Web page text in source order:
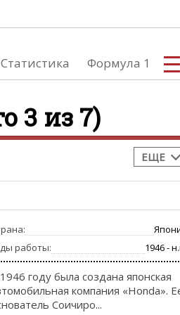
Статистика Формула 1
3 из 7)
ЕЩЕ
работы:
1946 -
году была создана японская
компания «Honda».
Соичиро...